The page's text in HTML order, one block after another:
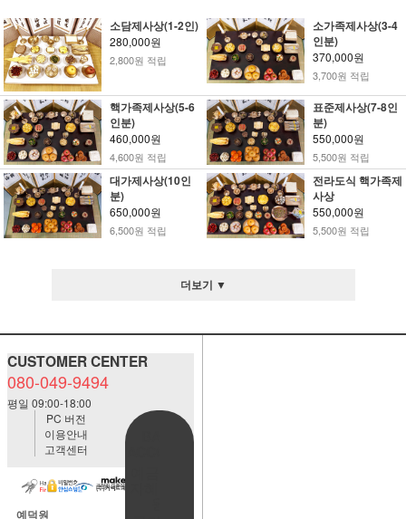
소담제사상(1-2인)
280,000원
2,800원 적립
소가족제사상(3-4
인분)
370,000원
3,700원 적립
핵가족제사상(5-6
인분)
460,000원
4,600원 적립
표준제사상(7-8인
분)
550,000원
5,500원 적립
대가제사상(10인
분)
650,000원
6,500원 적립
전라도식 핵가족제
사상
550,000원
5,500원 적립
더보기 ▼
CUSTOMER CENTER
080-049-9494
평일 09:00-18:00
PC 버전
이용안내
고객센터
예덕원